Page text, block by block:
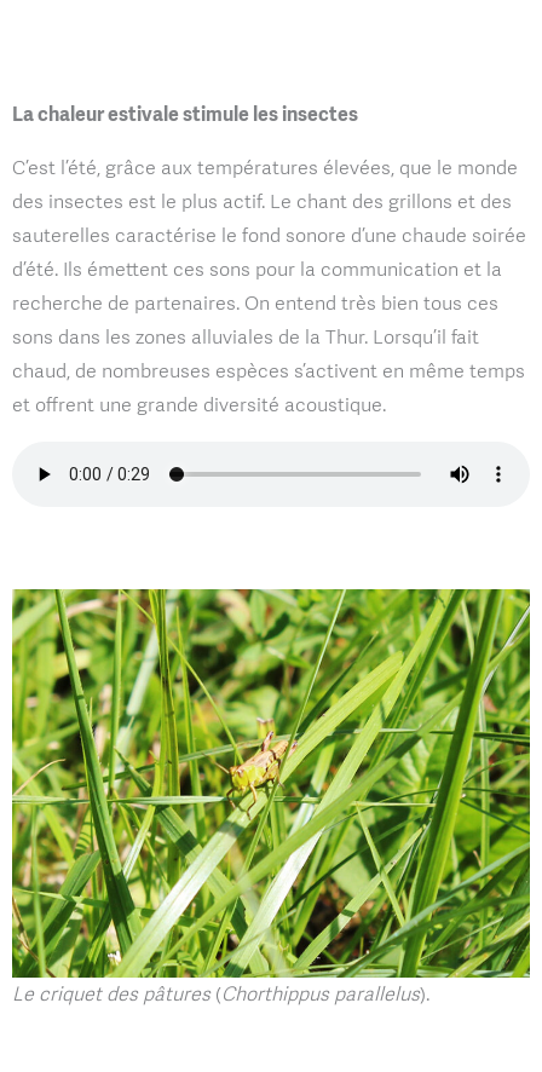
La chaleur estivale stimule les insectes
C’est l’été, grâce aux températures élevées, que le monde
des insectes est le plus actif. Le chant des grillons et des
sauterelles caractérise le fond sonore d’une chaude soirée
d’été. Ils émettent ces sons pour la communication et la
recherche de partenaires. On entend très bien tous ces
sons dans les zones alluviales de la Thur. Lorsqu’il fait
chaud, de nombreuses espèces s’activent en même temps
et offrent une grande diversité acoustique.
Le criquet des pâtures(Chorthippus parallelus).